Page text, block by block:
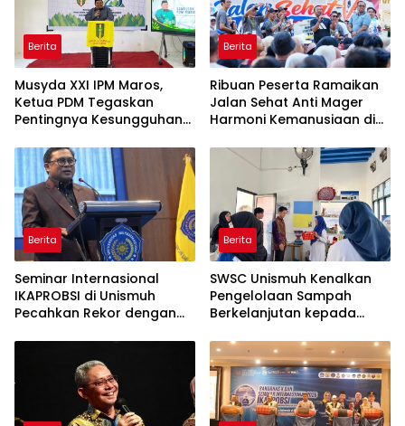
Berita
Musyda XXI IPM Maros,
Ketua PDM Tegaskan
Pentingnya Kesungguhan
Berita
Ribuan Peserta Ramaikan
Jalan Sehat Anti Mager
Harmoni Kemanusiaan di
Berita
Seminar Internasional
IKAPROBSI di Unismuh
Pecahkan Rekor dengan
Berita
SWSC Unismuh Kenalkan
Pengelolaan Sampah
Berkelanjutan kepada
Visit